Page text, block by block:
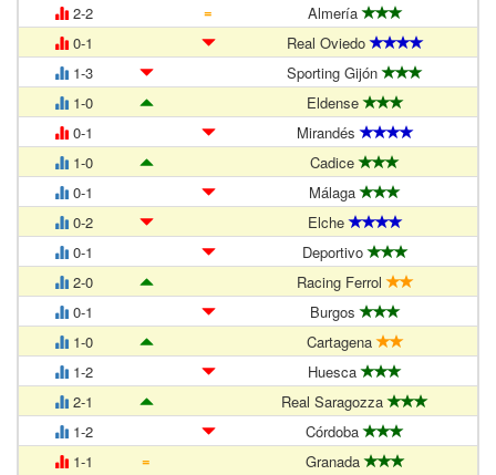
2-2
=
Almería
0-1
Real Oviedo
1-3
Sporting Gijón
1-0
Eldense
0-1
Mirandés
1-0
Cadice
0-1
Málaga
0-2
Elche
0-1
Deportivo
2-0
Racing Ferrol
0-1
Burgos
1-0
Cartagena
1-2
Huesca
2-1
Real Saragozza
1-2
Córdoba
1-1
=
Granada